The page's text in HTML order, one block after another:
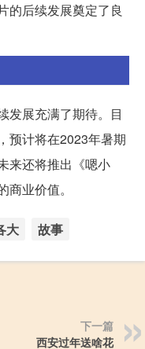
的后续发展奠定了良
发展充满了期待。目
预计将在2023年暑期
来还将推出《嗯小
业价值。
大 故事
下一篇
西安过年送啥花